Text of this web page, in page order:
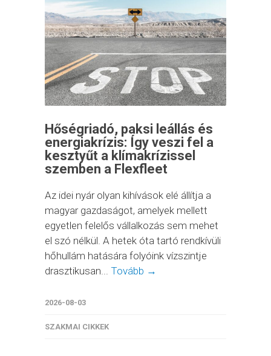
Hőségriadó, paksi leállás és
energiakrízis: Így veszi fel a
kesztyűt a klímakrízissel
szemben a Flexfleet
Az idei nyár olyan kihívások elé állítja a
magyar gazdaságot, amelyek mellett
egyetlen felelős vállalkozás sem mehet
el szó nélkül. A hetek óta tartó rendkívüli
hőhullám hatására folyóink vízszintje
drasztikusan... Tovább →
2026-08-03
SZAKMAI CIKKEK